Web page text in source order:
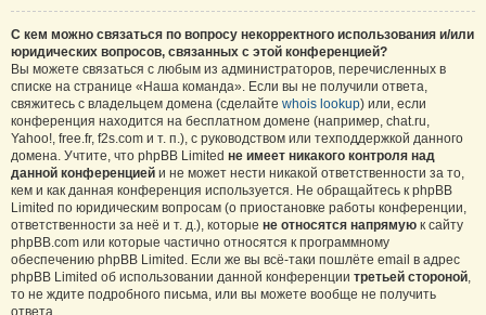
С кем можно связаться по вопросу некорректного использования и/или
юридических вопросов, связанных с этой конференцией?
Вы можете связаться с любым из администраторов, перечисленных в
списке на странице «Наша команда». Если вы не получили ответа,
свяжитесь с владельцем домена (сделайте whois lookup) или, если
конференция находится на бесплатном домене (например, chat.ru,
Yahoo!, free.fr, f2s.com и т. п.), с руководством или техподдержкой данного
домена. Учтите, что phpBB Limited не имеет никакого контроля над
данной конференцией и не может нести никакой ответственности за то,
кем и как данная конференция используется. Не обращайтесь к phpBB
Limited по юридическим вопросам (о приостановке работы конференции,
ответственности за неё и т. д.), которые не относятся напрямую к сайту
phpBB.com или которые частично относятся к программному
обеспечению phpBB Limited. Если же вы всё-таки пошлёте email в адрес
phpBB Limited об использовании данной конференции третьей стороной,
то не ждите подробного письма, или вы можете вообще не получить
ответа.